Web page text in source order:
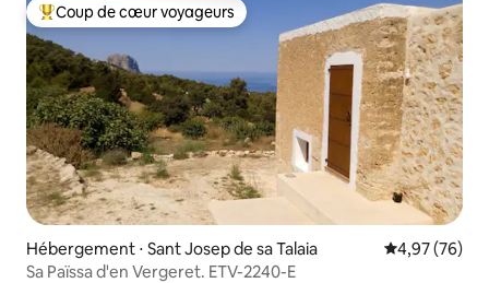
Coups de cœur voyageurs les plus appréciés
Coup de cœur voyageurs
Hébergement ⋅ Sant Josep de sa Talaia Évaluation
4,97 (76)
Sa Païssa d'en Vergeret. ETV-2240-E